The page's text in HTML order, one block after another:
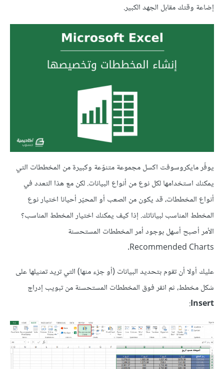
إضاعة وقتك مقابل الجهد الكبير.
يوفّر مايكروسوفت اكسل مجموعة متنوّعة وكبيرة من المخططات التي
يمكنك استخدامها لكل نوع من أنواع البيانات. لكن مع هذا التعدد في
أنواع المخططات، قد يكون من الصعب أو المحيّر أحيانا اختيار نوع
المخطط المناسب لبياناتك. إذا كيف يمكنك اختيار المخطط المناسب؟
الأمر أصبح أسهل بوجود أمر المخططات المستحسنة
Recommended Charts.
عليك أولا أن تقوم بتحديد البيانات (أو جزء منها) التي تريد تمثيلها على
شكل مخطط، ثم انقر فوق المخططات المستحسنة من تبويب إدراج
Insert
: